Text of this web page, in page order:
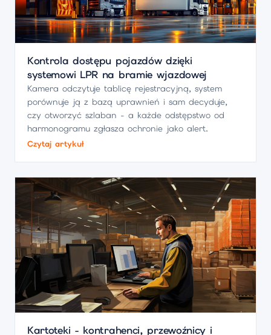
Kontrola dostępu pojazdów dzięki
systemowi LPR na bramie wjazdowej
Kamera odczytuje tablicę rejestracyjną, system
porównuje ją z bazą uprawnień i sam decyduje,
czy otworzyć szlaban - a każde odstępstwo od
harmonogramu zgłasza ochronie jako alert.
Czytaj artykuł
Kartoteki - kontrahenci, przewoźnicy i